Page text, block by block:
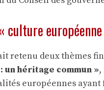
culture
retenu deux thèmes
héritage commun »,
européennes